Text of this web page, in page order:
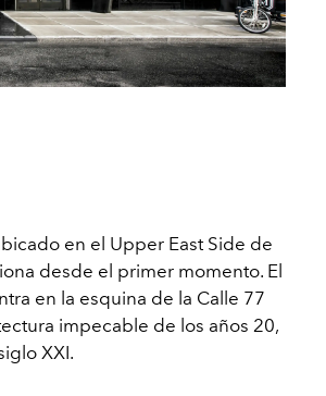
en el Upper East Side de
desde el primer momento. El
en la esquina de la Calle 77
impecable de los años 20,
XXI.